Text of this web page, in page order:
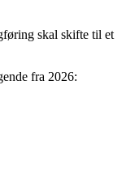
skal skifte til et
fra 2026: